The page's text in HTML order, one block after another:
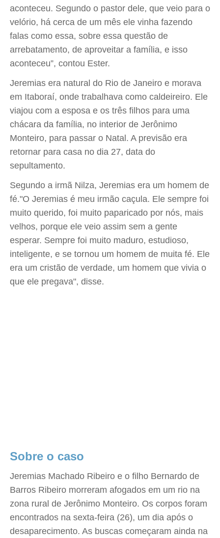
aconteceu. Segundo o pastor dele, que veio para o
velório, há cerca de um mês ele vinha fazendo
falas como essa, sobre essa questão de
arrebatamento, de aproveitar a família, e isso
aconteceu”, contou Ester.
Jeremias era natural do Rio de Janeiro e morava
em Itaboraí, onde trabalhava como caldeireiro. Ele
viajou com a esposa e os três filhos para uma
chácara da família, no interior de Jerônimo
Monteiro, para passar o Natal. A previsão era
retornar para casa no dia 27, data do
sepultamento.
Segundo a irmã Nilza, Jeremias era um homem de
fé."O Jeremias é meu irmão caçula. Ele sempre foi
muito querido, foi muito paparicado por nós, mais
velhos, porque ele veio assim sem a gente
esperar. Sempre foi muito maduro, estudioso,
inteligente, e se tornou um homem de muita fé. Ele
era um cristão de verdade, um homem que vivia o
que ele pregava", disse.
Sobre o caso
Jeremias Machado Ribeiro e o filho Bernardo de
Barros Ribeiro morreram afogados em um rio na
zona rural de Jerônimo Monteiro. Os corpos foram
encontrados na sexta-feira (26), um dia após o
desaparecimento. As buscas começaram ainda na